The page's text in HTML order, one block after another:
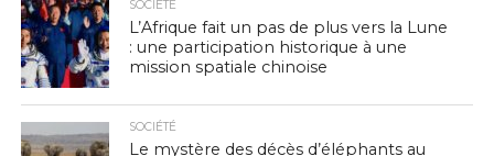
SOCIÉTÉ
L’Afrique fait un pas de plus vers la Lune
: une participation historique à une
mission spatiale chinoise
SOCIÉTÉ
Le mystère des décès d’éléphants au